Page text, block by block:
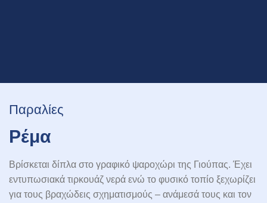
Παραλίες
Ρέμα
Βρίσκεται δίπλα στο γραφικό ψαροχώρι της Γιούπας. Έχει
εντυπωσιακά τιρκουάζ νερά ενώ το φυσικό τοπίο ξεχωρίζει
για τους βραχώδεις σχηματισμούς – ανάμεσά τους και τον